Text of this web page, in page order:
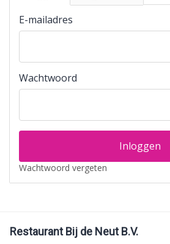
E-mailadres
Wachtwoord
Wachtwoord vergeten
Restaurant Bij de Neut B.V.